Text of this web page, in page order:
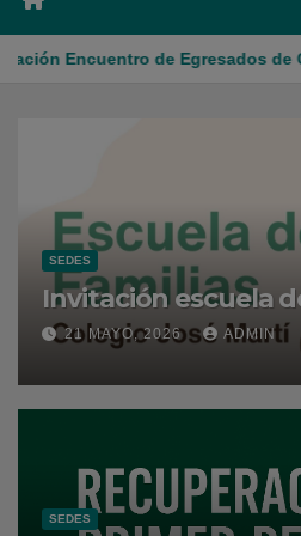
Egresados de Colegios
SEDES
Invitación escuela
21 MAYO, 2026 ADMIN
SEDES